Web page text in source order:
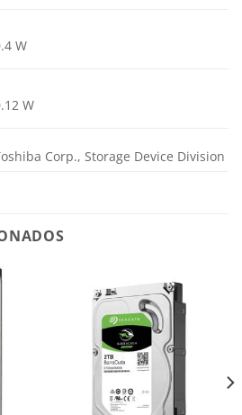
W
W
Corp., Storage Device Division